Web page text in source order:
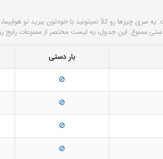
سری چیزها رو کلاً نمیتونید با خودتون ببرید تو هواپیما،
ممنوع. این جدول، یه لیست مختصر از ممنوعات رایج
بار دستی
🚫
🚫
🚫
🚫